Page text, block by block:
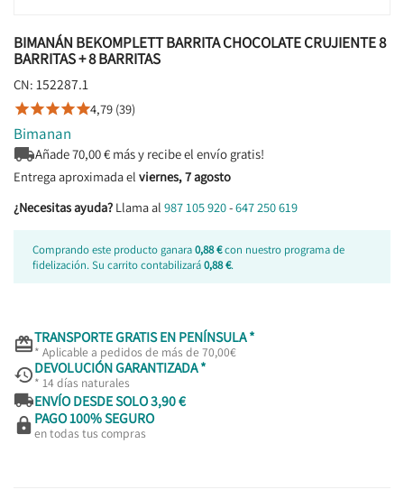
BIMANÁN BEKOMPLETT BARRITA CHOCOLATE CRUJIENTE 8
BARRITAS + 8 BARRITAS
CN: 152287.1
4,79 (39)
Bimanan
Añade70,00€ más y recibe el envío gratis!
Entrega aproximada el viernes, 7 agosto
¿Necesitas ayuda? Llama al 987 105 920-647 250 619
Comprando este producto ganara0,88 €con nuestro programa de
fidelización. Su carrito contabilizará0,88 €.
TRANSPORTE GRATIS EN PENÍNSULA *
* Aplicable a pedidos de más de 70,00€
DEVOLUCIÓN GARANTIZADA *
* 14 días naturales
ENVÍO DESDE SOLO 3,90 €
 PAGO 100% SEGURO
en todas tus compras